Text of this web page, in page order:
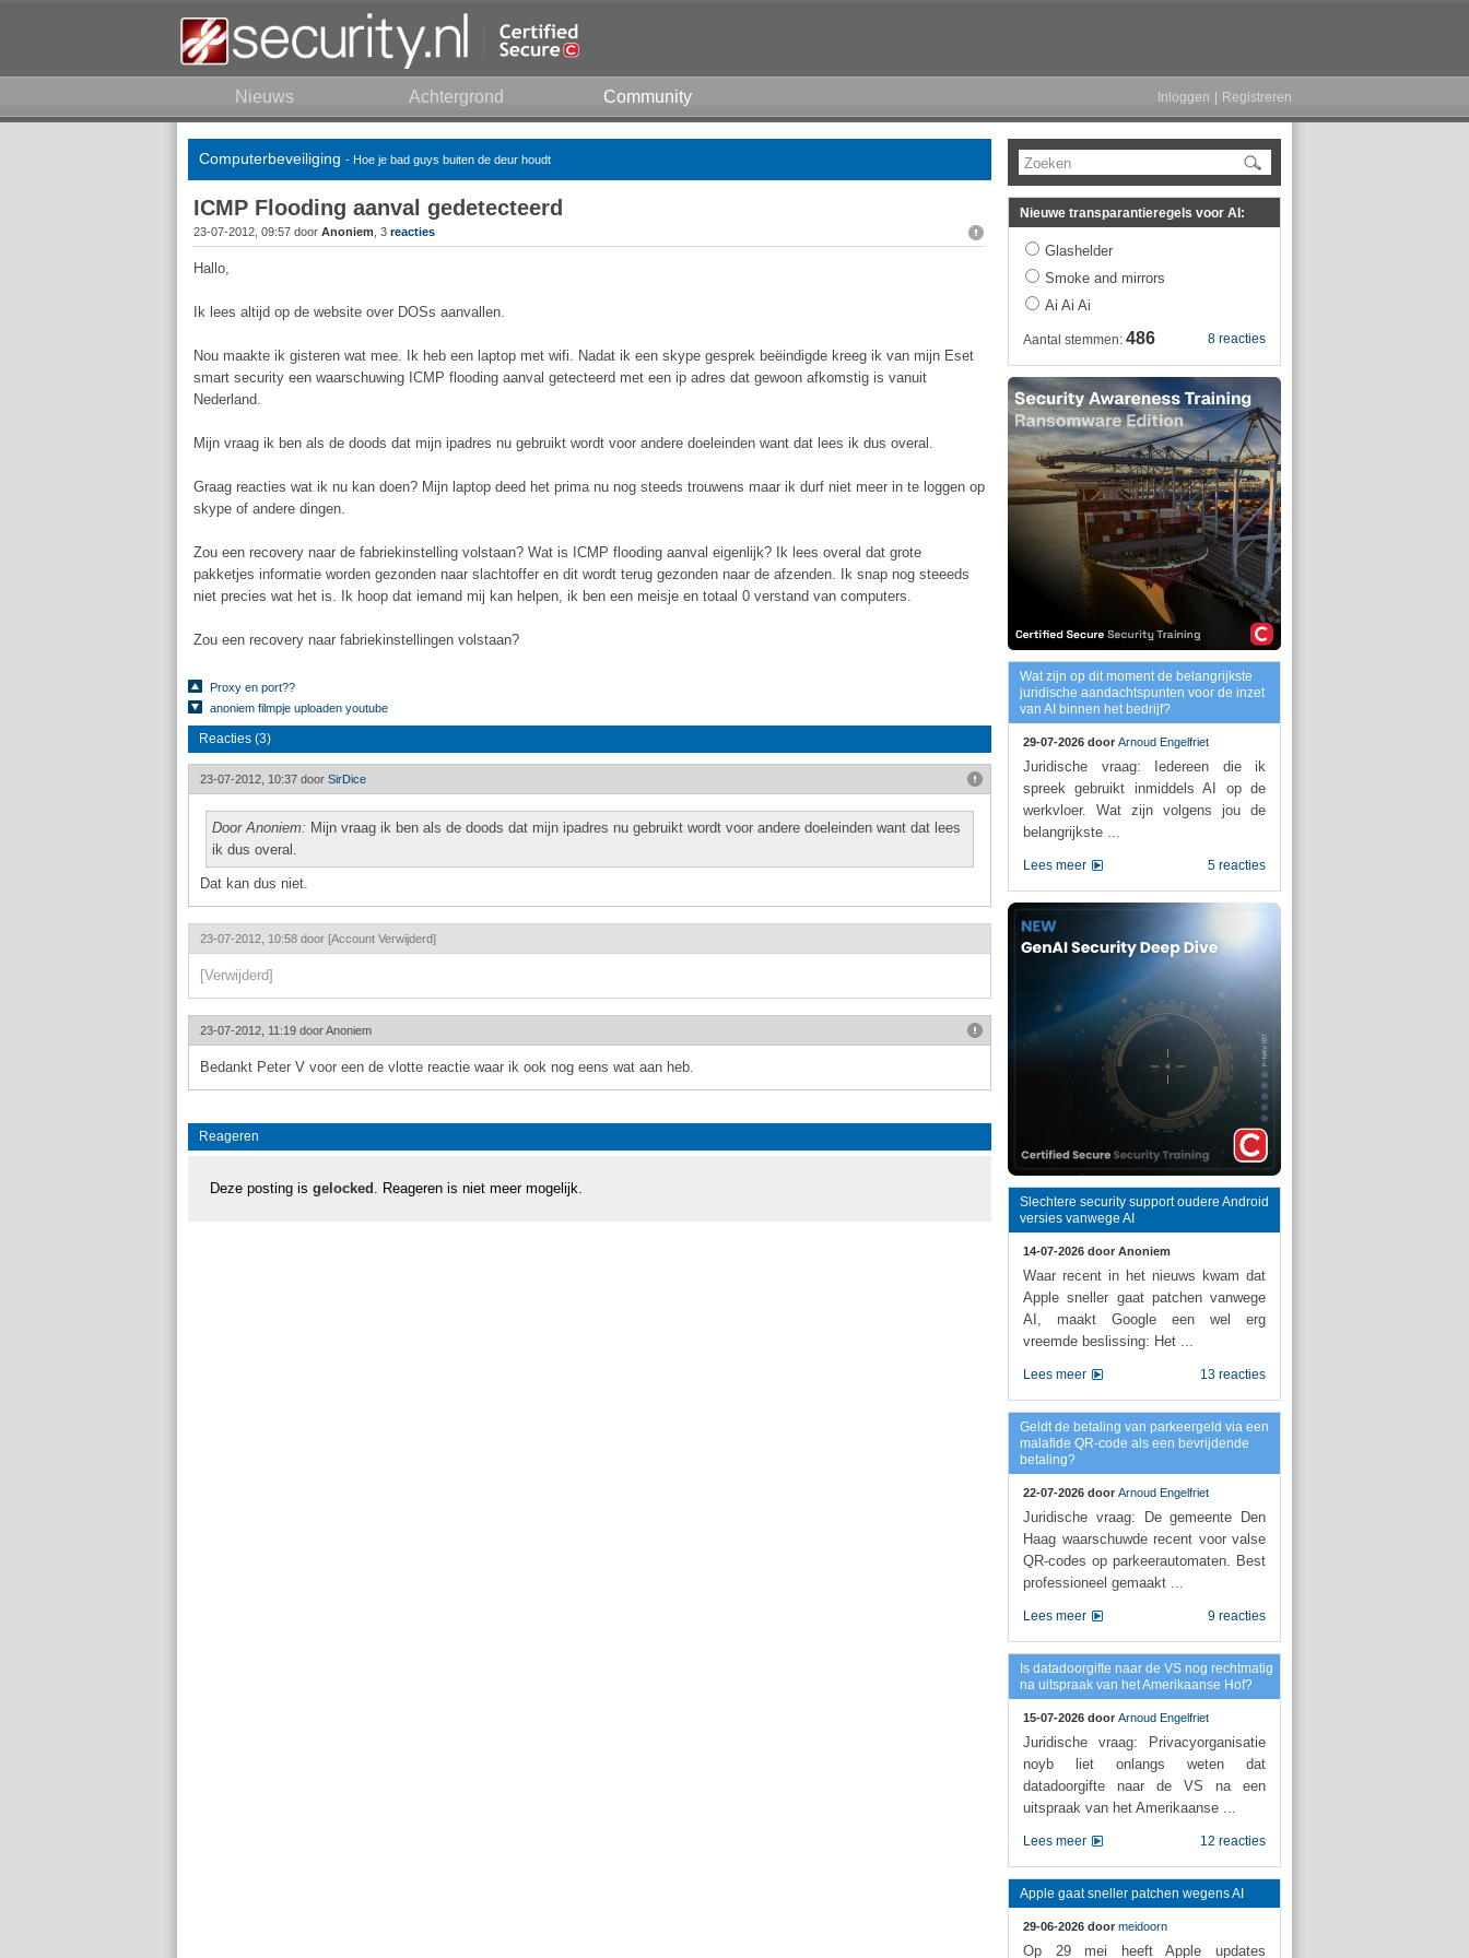
Nieuws Achtergrond Community Inloggen Registreren
Computerbeveiliging - Hoe je bad guys buiten de deur houdt
ICMP Flooding aanval gedetecteerd
23-07-2012, 09:57 door Anoniem , 3 reacties
Hallo,
Ik lees altijd op de website over DOSs aanvallen.
Nou maakte ik gisteren wat mee. Ik heb een laptop met wifi. Nadat ik een skype gesprek beëindigde kreeg ik van mijn Eset
smart security een waarschuwing ICMP flooding aanval getecteerd met een ip adres dat gewoon afkomstig is vanuit
Nederland.
Mijn vraag ik ben als de doods dat mijn ipadres nu gebruikt wordt voor andere doeleinden want dat lees ik dus overal.
Graag reacties wat ik nu kan doen? Mijn laptop deed het prima nu nog steeds trouwens maar ik durf niet meer in te loggen op
skype of andere dingen.
Zou een recovery naar de fabriekinstelling volstaan? Wat is ICMP flooding aanval eigenlijk? Ik lees overal dat grote
pakketjes informatie worden gezonden naar slachtoffer en dit wordt terug gezonden naar de afzenden. Ik snap nog steeeds
niet precies wat het is. Ik hoop dat iemand mij kan helpen, ik ben een meisje en totaal 0 verstand van computers.
Zou een recovery naar fabriekinstellingen volstaan?
Proxy en port??
anoniem filmpje uploaden youtube
Reacties (3)
23-07-2012, 10:37 door SirDice
Door Anoniem: Mijn vraag ik ben als de doods dat mijn ipadres nu gebruikt wordt voor andere doeleinden want dat lees
ik dus overal.
Dat kan dus niet.
23-07-2012, 10:58 door [Account Verwijderd]
[Verwijderd]
23-07-2012, 11:19 doorAnoniem
Bedankt Peter V voor een de vlotte reactie waar ik ook nog eens wat aan heb.
Reageren
Deze posting is gelocked . Reageren is niet meer mogelijk.
Zoeken
Nieuwe transparantieregels voor AI:
Glashelder
Smoke and mirrors
Ai Ai Ai
8 reacties
Aantal stemmen: 486
Wat zijn op dit moment de belangrijkste
juridische aandachtspunten voor de inzet
van AI binnen het bedrijf?
29-07-2026 door Arnoud Engelfriet
Juridische vraag: Iedereen die ik
spreek gebruikt inmiddels AI op de
werkvloer. Wat zijn volgens jou de
belangrijkste ...
5 reacties
Lees meer
Slechtere security support oudere Android
versies vanwege AI
14-07-2026 door Anoniem
Waar recent in het nieuws kwam dat
Apple sneller gaat patchen vanwege
AI, maakt Google een wel erg
vreemde beslissing: Het ...
13 reacties
Lees meer
Geldt de betaling van parkeergeld via een
malafide QR-code als een bevrijdende
betaling?
22-07-2026 door Arnoud Engelfriet
Juridische vraag: De gemeente Den
Haag waarschuwde recent voor valse
QR-codes op parkeerautomaten. Best
professioneel gemaakt ...
9 reacties
Lees meer
Is datadoorgifte naar de VS nog rechtmatig
na uitspraak van het Amerikaanse Hof?
15-07-2026 door Arnoud Engelfriet
Juridische vraag: Privacyorganisatie
noyb liet onlangs weten dat
datadoorgifte naar de VS na een
uitspraak van het Amerikaanse ...
12 reacties
Lees meer
Apple gaat sneller patchen wegens AI
29-06-2026 door meidoorn
Op 29 mei heeft Apple updates